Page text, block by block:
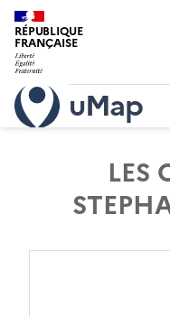
RÉPUBLIQUE
FRANÇAISE
uMap
LES